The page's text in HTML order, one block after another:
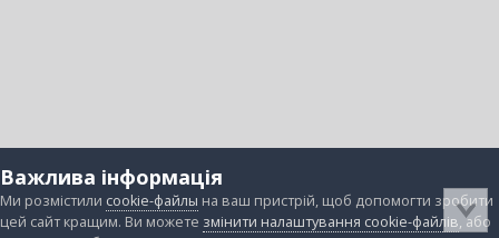
Важлива інформація
Ми розмістили cookie-файлы на ваш пристрій, щоб допомогти зробити
цей сайт кращим. Ви можете змінити налаштування cookie-файлів, або